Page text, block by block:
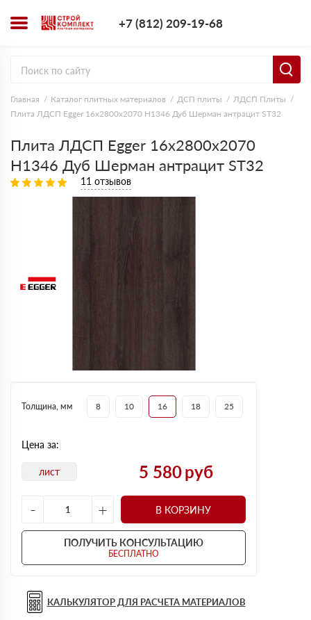
+7 (812) 209-19-68
Главная Каталог плитных материалов ДСП плиты
ЛДСП Плиты
Плита ЛДСП Egger 16х2800х2070 H1346 Дуб Шерман антрацит ST32
Плита ЛДСП Egger 16х2800х2070
H1346 Дуб Шерман антрацит ST32
11 отзывов
Толщина, мм 8 10 16 18 25
Цена за:
лист 5 580руб
-
+ В КОРЗИНУ
ПОЛУЧИТЬ КОНСУЛЬТАЦИЮ
БЕСПЛАТНО
КАЛЬКУЛЯТОР ДЛЯ РАСЧЕТА МАТЕРИАЛОВ